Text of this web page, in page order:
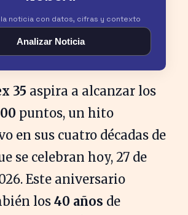
la noticia con datos, cifras y contexto
Analizar Noticia
35 aspira a alcanzar los
puntos, un hito
en sus cuatro décadas de
se celebran hoy, 27 de
Este aniversario
los 40 años de